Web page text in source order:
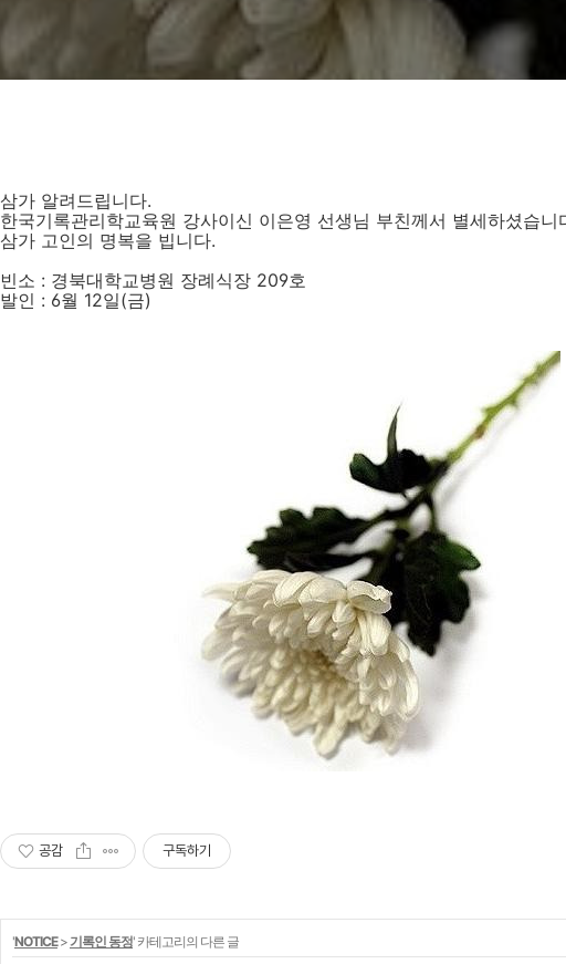
삼가 알려드립니다.
한국기록관리학교육원 강사이신 이은영 선생님 부친께서 별세하셨습니
삼가 고인의 명복을 빕니다.
빈소 : 경북대학교병원 장례식장 209호
발인 : 6월 12일(금)
공감 구독하기
'NOTICE> 기록인 동정' 카테고리의 다른 글